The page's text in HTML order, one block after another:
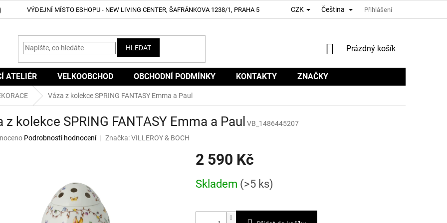
VÝDEJNÍ MÍSTO ESHOPU - NEW LIVING CENTER, ŠAFRÁNKOVA 1238/1, PRAHA 5 CZK Čeština Přihlášení
HLEDAT
NÁKUPNÍ
Prázdný košík
ATELIÉR VELKOOBCHOD OBCHODNÍ PODMÍNKY KONTAKTY ZNAČKY
Váza z kolekce SPRING FANTASY Emma a Paul
z kolekce SPRING FANTASY Emma a Paul
VB_1486445207
Podrobnosti hodnocení Značka:VILLEROY & BOCH
2 590 Kč
cena:
Skladem (>5 ks)